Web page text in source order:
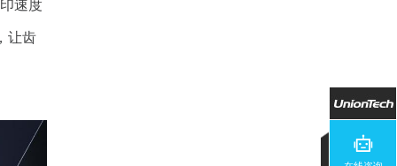
速度
让齿